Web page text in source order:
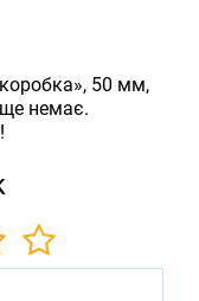
50 мм,
немає.